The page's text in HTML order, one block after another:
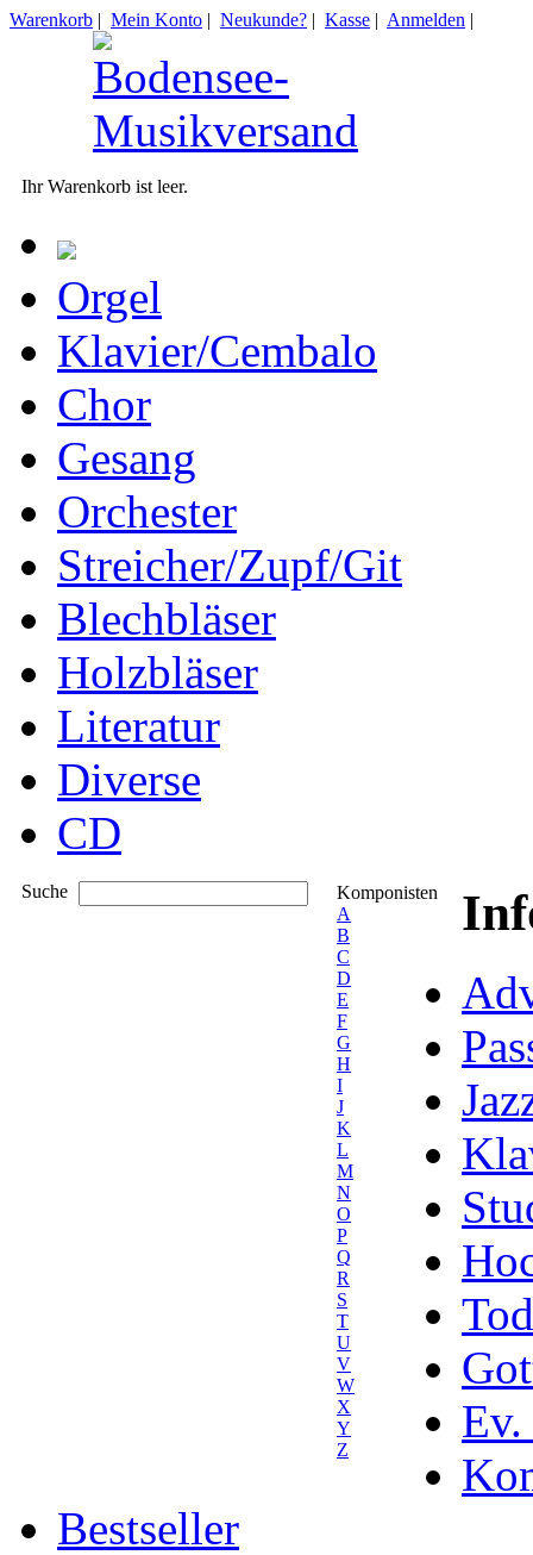
Warenkorb | Mein Konto | Neukunde? | Kasse | Anmelden |
Ihr Warenkorb ist leer.
Orgel
Klavier/Cembalo
Chor
Gesang
Orchester
Streicher/Zupf/Git
Blechbläser
Holzbläser
Literatur
Diverse
CD
Suche
Komponisten
A
B
C
D
E
F
G
H
I
J
K
L
M
N
O
P
Q
R
S
T
U
V
W
X
Y
Z
Ev.
Bestseller